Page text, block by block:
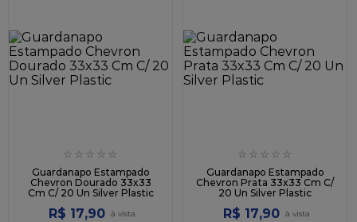
☆ ☆ ☆ ☆ ☆
Guardanapo Estampado
Chevron Dourado 33x33
Cm C/ 20 Un Silver Plastic
R$ 17,90
☆ ☆ ☆ ☆ ☆
Guardanapo Estampado
Chevron Prata 33x33 Cm C/
20 Un Silver Plastic
R$ 17,90